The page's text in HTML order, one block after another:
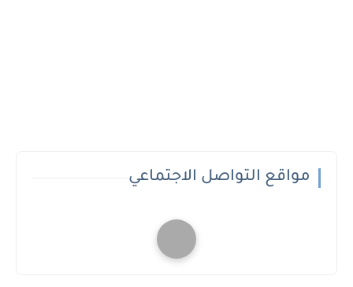
مواقع التواصل الاجتماعي